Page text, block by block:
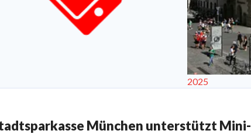
2025
München unterstützt Mini-